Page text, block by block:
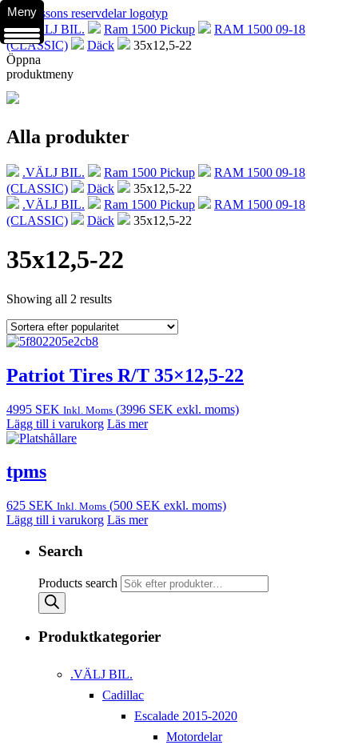
.VÄLJ BIL. Ram 1500 Pickup
RAM 1500 09-18
(CLASSIC)
Däck
35x12,5-22
Öppna
produktmeny
Alla produkter
.VÄLJ BIL. Ram 1500 Pickup
RAM 1500 09-18
(CLASSIC)
Däck
35x12,5-22
.VÄLJ BIL.
Ram 1500 Pickup
RAM 1500 09-18
(CLASSIC)
Däck 35x12,5-22
35x12,5-22
Showing all 2 results
Patriot Tires R/T 35×12,5-22
4995 SEK Inkl. Moms (3996 SEK exkl. moms)
Lägg till i varukorg Läs mer
tpms
625 SEK Inkl. Moms (500 SEK exkl. moms)
Lägg till i varukorg Läs mer
Search
Products search
Produktkategorier
.VÄLJ BIL.
Cadillac
Escalade 2015-2020
Motordelar
Meny